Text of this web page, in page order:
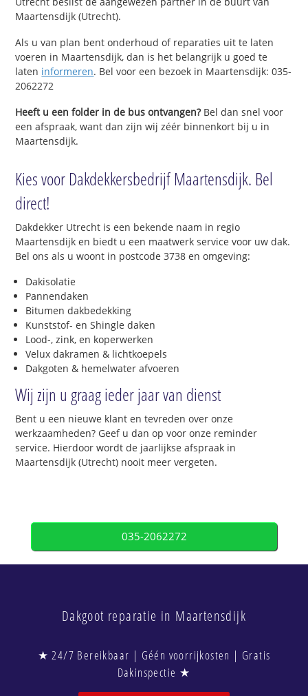
Maartensdijk (Utrecht).
Als u van plan bent onderhoud of reparaties uit te laten
voeren in Maartensdijk, dan is het belangrijk u goed te
laten informeren. Bel voor een bezoek in Maartensdijk: 035-
2062272
Heeft u een folder in de bus ontvangen?Bel dan snel voor
een afspraak, want dan zijn wij zéér binnenkort bij u in
Maartensdijk.
Kies voor Dakdekkersbedrijf Maartensdijk. Bel
direct!
Dakdekker Utrecht is een bekende naam in regio
Maartensdijk en biedt u een maatwerk service voor uw dak.
Bel ons als u woont in postcode 3738 en omgeving:
Dakisolatie
Pannendaken
Bitumen dakbedekking
Kunststof- en Shingle daken
Lood-, zink, en koperwerken
Velux dakramen & lichtkoepels
Dakgoten & hemelwater afvoeren
Wij zijn u graag ieder jaar van dienst
Bent u een nieuwe klant en tevreden over onze
werkzaamheden? Geef u dan op voor onze reminder
service. Hierdoor wordt de jaarlijkse afspraak in
Maartensdijk (Utrecht) nooit meer vergeten.
035-2062272
Dakgoot reparatie in Maartensdijk
★ 24/7 Bereikbaar | Géén voorrijkosten | Gratis
Dakinspectie ★